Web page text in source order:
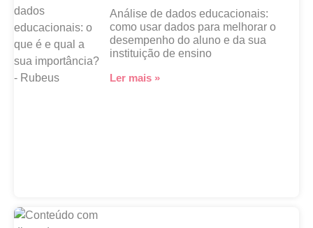
Análise de dados educacionais:
como usar dados para melhorar o
desempenho do aluno e da sua
instituição de ensino
Ler mais »